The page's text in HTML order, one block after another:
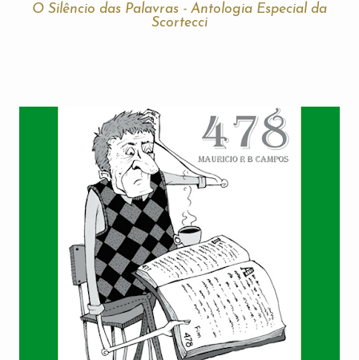
O Silêncio das Palavras - Antologia Especial da
Scortecci